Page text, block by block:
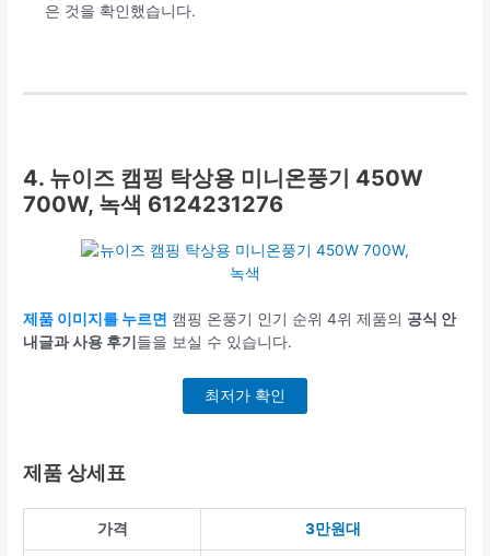
은 것을 확인했습니다.
4. 뉴이즈 캠핑 탁상용 미니온풍기 450W
700W, 녹색 6124231276
제품 이미지를 누르면 캠핑 온풍기 인기 순위 4위 제품의 공식 안
내글과 사용 후기 들을 보실 수 있습니다.
최저가 확인
제품 상세표
가격 3만원대